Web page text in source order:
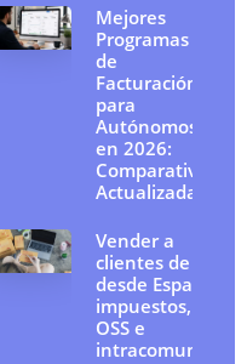
Mejores
Programas
de
Facturación
para
Autónomos
en 2026:
Comparativa
Actualizada
Vender a
clientes de la UE
desde España:
impuestos, IVA
OSS e
intracomunitario